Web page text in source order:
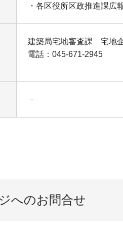
・各区役所区政推進課広
建築局宅地審査課 宅地
電話：045-671-2945
－
へのお問合せ